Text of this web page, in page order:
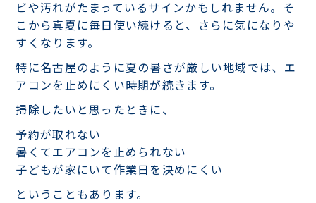
ビや汚れがたまっているサインかもしれません。そ
こから真夏に毎日使い続けると、さらに気になりや
すくなります。
特に名古屋のように夏の暑さが厳しい地域では、エ
アコンを止めにくい時期が続きます。
掃除したいと思ったときに、
予約が取れない
暑くてエアコンを止められない
子どもが家にいて作業日を決めにくい
ということもあります。